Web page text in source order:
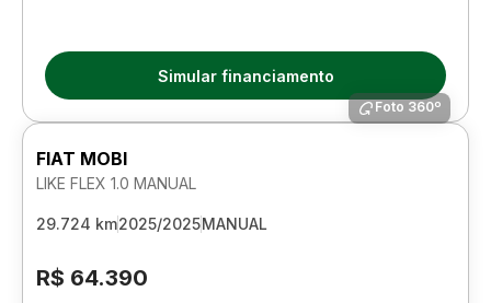
Simular financiamento
Foto 360º
FIAT MOBI
LIKE FLEX 1.0 MANUAL
29.724 km2025/2025MANUAL
R$ 64.390